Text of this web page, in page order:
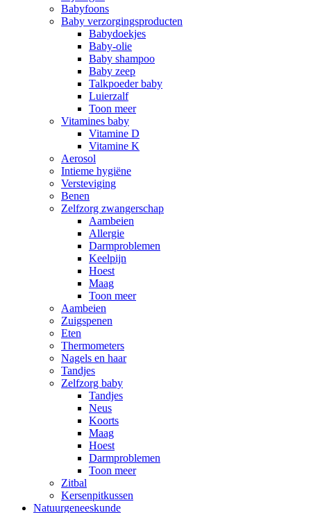
Babyfoons
Baby verzorgingsproducten
Babydoekjes
Baby-olie
Baby shampoo
Baby zeep
Talkpoeder baby
Luierzalf
Toon meer
Vitamines baby
Vitamine D
Vitamine K
Aerosol
Intieme hygiëne
Versteviging
Benen
Zelfzorg zwangerschap
Aambeien
Allergie
Darmproblemen
Keelpijn
Hoest
Maag
Toon meer
Aambeien
Zuigspenen
Eten
Thermometers
Nagels en haar
Tandjes
Zelfzorg baby
Tandjes
Neus
Koorts
Maag
Hoest
Darmproblemen
Toon meer
Zitbal
Kersenpitkussen
Natuurgeneeskunde